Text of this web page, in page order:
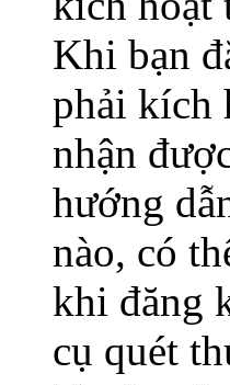
Khi bạn
phải kích
nhận
hướng
nào, có
khi đăng
cụ quét